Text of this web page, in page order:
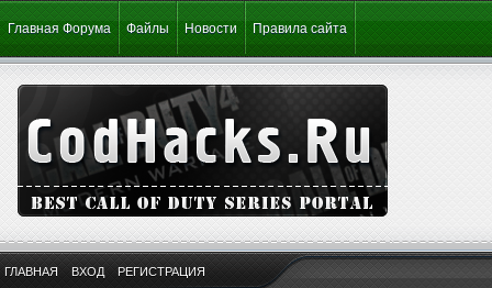
Главная Форума Файлы Новости Правила сайта
ГЛАВНАЯ ВХОД РЕГИСТРАЦИЯ